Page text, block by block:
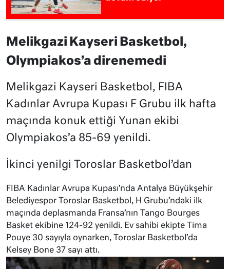
Melikgazi Kayseri Basketbol,
Olympiakos’a direnemedi
Melikgazi Kayseri Basketbol, FIBA
Kadınlar Avrupa Kupası F Grubu ilk hafta
maçında konuk ettiği Yunan ekibi
Olympiakos’a 85-69 yenildi.
İkinci yenilgi Toroslar Basketbol’dan
FIBA Kadınlar Avrupa Kupası’nda Antalya Büyükşehir
Belediyespor Toroslar Basketbol, H Grubu’ndaki ilk
maçında deplasmanda Fransa’nın Tango Bourges
Basket ekibine 124-92 yenildi. Ev sahibi ekipte Tima
Pouye 30 sayıyla oynarken, Toroslar Basketbol​​​​​​​’da
Kelsey Bone 37 sayı attı.